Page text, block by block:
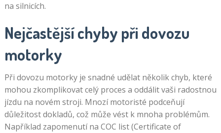
na silnicích.
Nejčastější chyby při dovozu
motorky
Při dovozu motorky je snadné udělat několik chyb, které
mohou zkomplikovat celý proces a oddálit vaši radostnou
jízdu na novém stroji. Mnozí motoristé podceňují
důležitost dokladů, což může vést k mnoha problémům.
Například zapomenutí na COC list (Certificate of